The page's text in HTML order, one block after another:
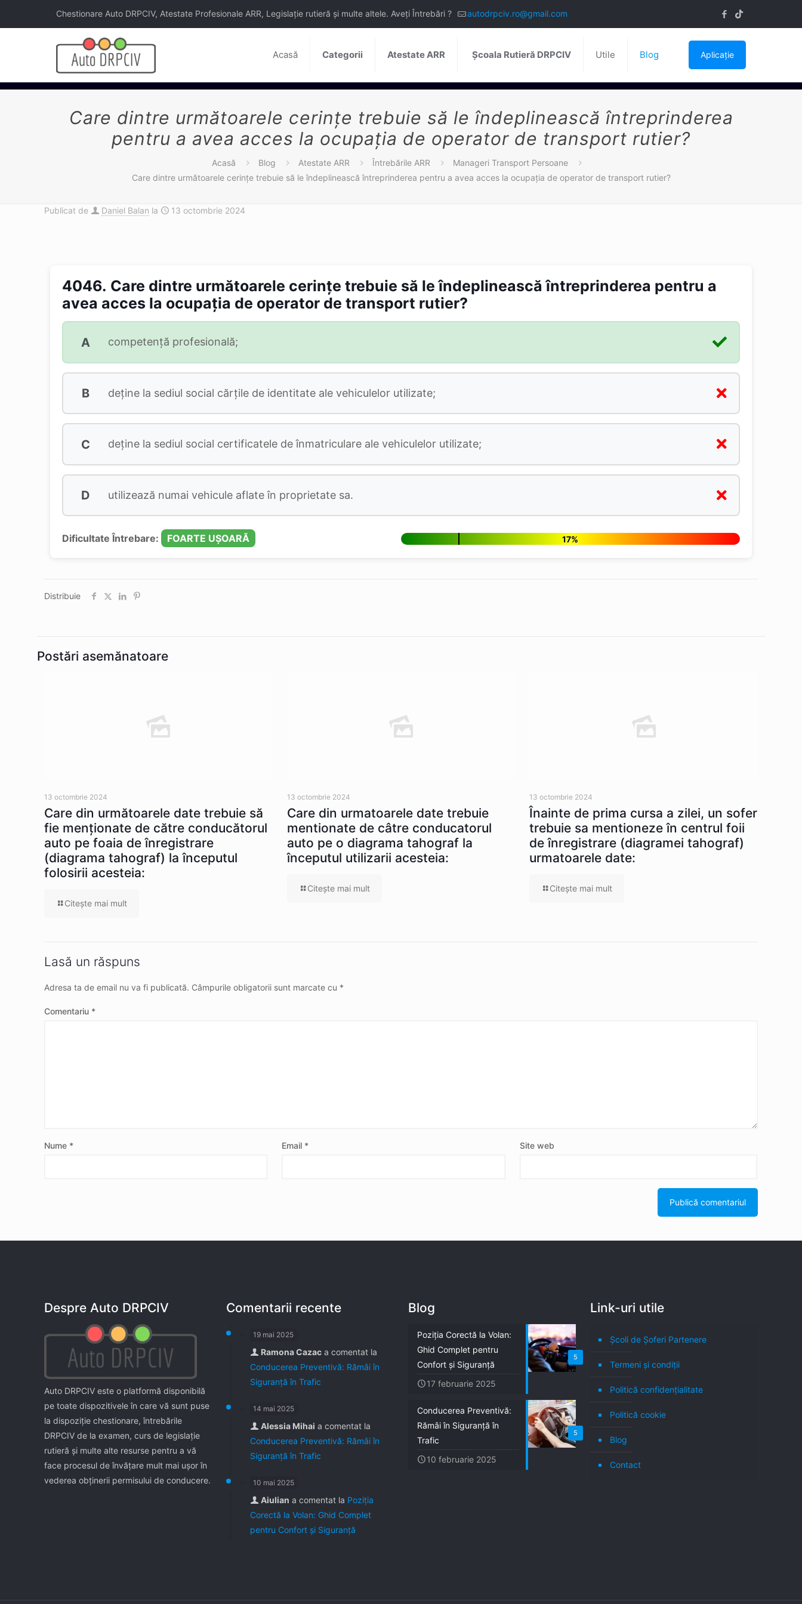
Chestionare Auto DRPCIV, Atestate Profesionale ARR, Legislație rutieră și multe altele. Aveți Întrebări ? autodrpciv.ro@gmail.com
Acasă Categorii Atestate ARR Școala Rutieră DRPCIV Utile Blog Aplicație
Care dintre următoarele cerinţe trebuie să le îndeplinească întreprinderea
pentru a avea acces la ocupaţia de operator de transport rutier?
Acasă Blog Atestate ARR Întrebările ARR
Manageri Transport Persoane
Care dintre următoarele cerinţe trebuie să le îndeplinească întreprinderea pentru a avea acces la ocupaţia de operator de transport rutier?
Publicat de Daniel Balan la 13 octombrie 2024
4046. Care dintre următoarele cerinţe trebuie să le îndeplinească întreprinderea pentru a
avea acces la ocupaţia de operator de transport rutier?
A competenţă profesională;
B deţine la sediul social cărţile de identitate ale vehiculelor utilizate;
C deţine la sediul social certificatele de înmatriculare ale vehiculelor utilizate;
D utilizează numai vehicule aflate în proprietate sa.
Dificultate Întrebare: FOARTE UȘOARĂ 17%
Distribuie
Postări asemănatoare
13 octombrie 2024
Care din următoarele date trebuie să
fie menționate de către conducătorul
auto pe foaia de înregistrare
(diagrama tahograf) la începutul
folosirii acesteia:
Citeşte mai mult
13 octombrie 2024
Care din urmatoarele date trebuie
mentionate de câtre conducatorul
auto pe o diagrama tahograf la
începutul utilizarii acesteia:
Citeşte mai mult
13 octombrie 2024
Înainte de prima cursa a zilei, un sofer
trebuie sa mentioneze în centrul foii
de înregistrare (diagramei tahograf)
urmatoarele date:
Citeşte mai mult
Lasă un răspuns
Adresa ta de email nu va fi publicată. Câmpurile obligatorii sunt marcate cu *
Comentariu *
Nume * Email * Site web
Despre Auto DRPCIV
Auto DRPCIV este o platformă disponibilă
pe toate dispozitivele în care vă sunt puse
la dispoziţie chestionare, întrebările
DRPCIV de la examen, curs de legislaţie
rutieră şi multe alte resurse pentru a vă
face procesul de învăţare mult mai uşor în
vederea obţinerii permisului de conducere.
Comentarii recente
19 mai 2025
Ramona Cazac a comentat la
Conducerea Preventivă: Rămâi în
Siguranță în Trafic
14 mai 2025
Alessia Mihai a comentat la
Conducerea Preventivă: Rămâi în
Siguranță în Trafic
10 mai 2025
Aiulian a comentat la Poziția
Corectă la Volan: Ghid Complet
pentru Confort și Siguranță
Blog
5
Poziția Corectă la Volan:
Ghid Complet pentru
Confort și Siguranță
17 februarie 2025
5
Conducerea Preventivă:
Rămâi în Siguranță în
Trafic
10 februarie 2025
Link-uri utile
Școli de Șoferi Partenere
Termeni şi condiţii
Politică confidenţialitate
Politică cookie
Blog
Contact